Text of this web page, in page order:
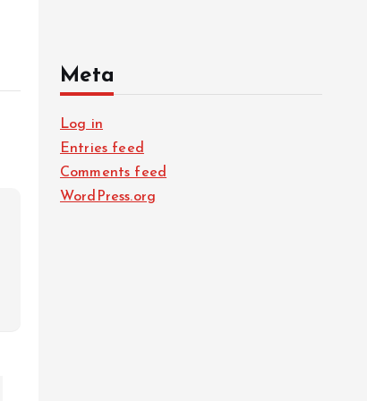
Meta
Log in
Entries feed
Comments feed
WordPress.org